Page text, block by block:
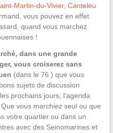
Martin-du-Vivier, Canteleu
vous pouvez en effet
quand vous marchez
!
dans une grande
vous croiserez sans
(dans le 76 ) que vous
sujets de discussion
prochains jours, l’agenda
vous marchiez seul ou que
votre quartier ou dans un
avec des Seinomarines et